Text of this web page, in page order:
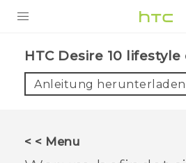
VIVE
HTC Desire 10
Anleitung herunterladen
< < Menu